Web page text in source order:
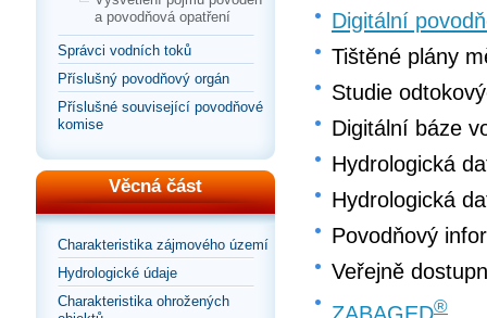
a povodňová opatření
Správci vodních toků
Příslušný povodňový orgán
Příslušné související povodňové
komise
Věcná část
Charakteristika zájmového území
Hydrologické údaje
Charakteristika ohrožených
Digitální
Tištěné plány
Studie
Digitální báze
Hydrologická
Hydrologická
Povodňový
Veřejně
®